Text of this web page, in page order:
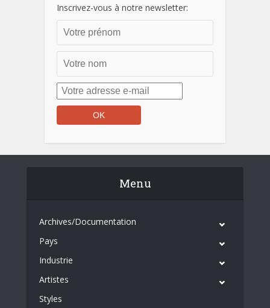
Inscrivez-vous à notre newsletter:
Menu
Archives/Documentation
Pays
Industrie
Artistes
Styles